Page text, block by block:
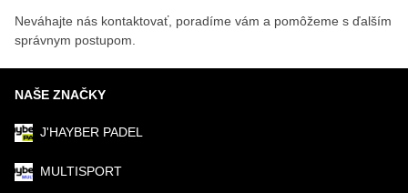
Neváhajte nás kontaktovať, poradíme vám a pomôžeme s ďalším
správnym postupom.
NAŠE ZNAČKY
J'HAYBER PADEL
MULTISPORT